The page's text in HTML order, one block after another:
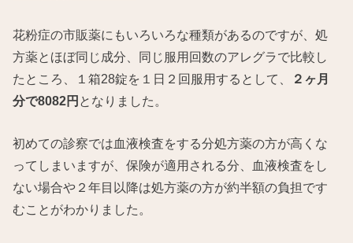
花粉症の市販薬にもいろいろな種類があるのですが、処
方薬とほぼ同じ成分、同じ服用回数のアレグラで比較し
たところ、１箱28錠を１日２回服用するとして、
２ヶ月
分で8082円 となりました。
初めての診察では血液検査をする分処方薬の方が高くな
ってしまいますが、保険が適用される分、血液検査をし
ない場合や２年目以降は処方薬の方が約半額の負担です
むことがわかりました。